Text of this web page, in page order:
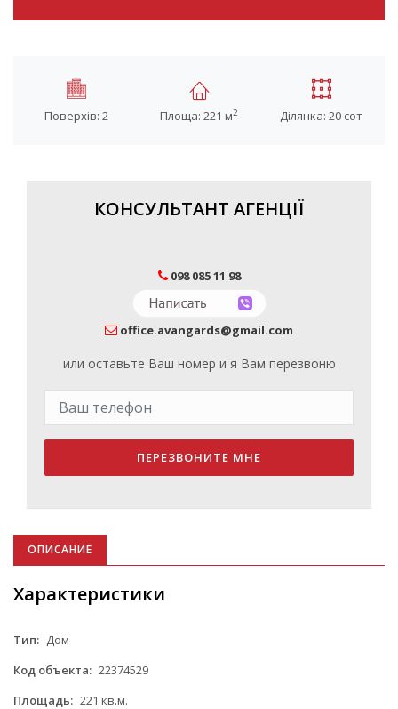
Поверхів: 2 Площа: 221 м2 Ділянка: 20 сот
КОНСУЛЬТАНТ АГЕНЦІЇ
098 085 11 98
office.avangards@gmail.com
или оставьте Ваш номер и я Вам перезвоню
ПЕРЕЗВОНИТЕ МНЕ
ОПИСАНИЕ
Характеристики
Тип: Дом
Код объекта: 22374529
Площадь: 221 кв.м.